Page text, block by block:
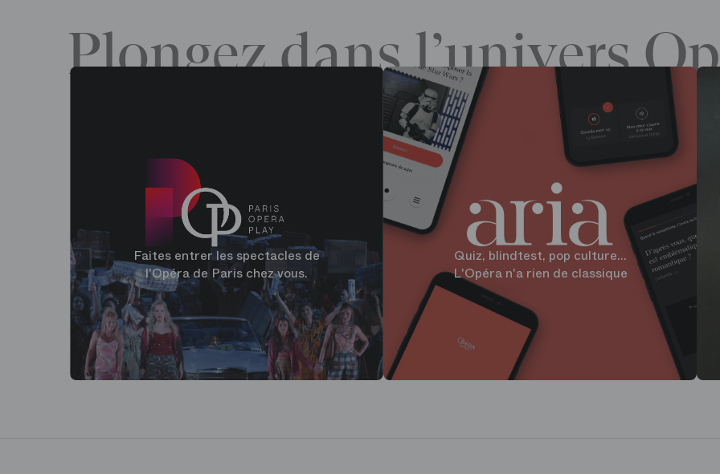
Plongez dans l’univers
Faites entrer les spectacles de
l'Opéra de Paris chez vous.
Quiz, blindtest, pop culture...
L'Opéra n'a rien de classique